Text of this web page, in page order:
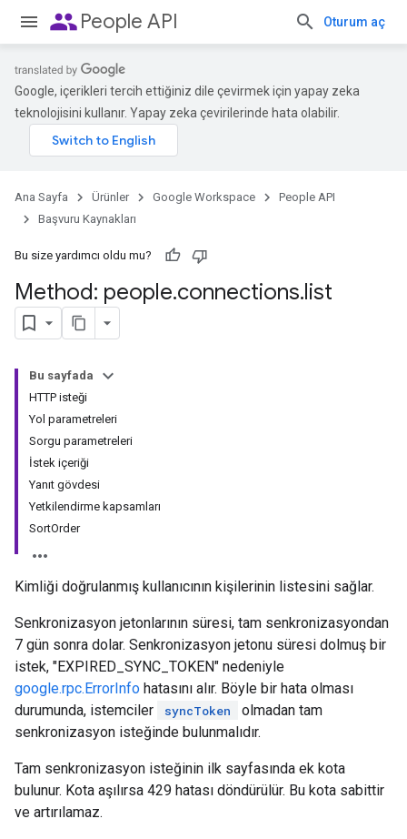
peoplePeople API Oturum aç
Google, içerikleri tercih ettiğiniz dile çevirmek için yapay zeka
teknolojisini kullanır. Yapay zeka çevirilerinde hata olabilir.
Ana Sayfa Ürünler Google Workspace
People API
Başvuru Kaynakları
Bu size yardımcı oldu mu?
Method: people.connections.list
Bu sayfada
HTTP isteği
Yol parametreleri
Sorgu parametreleri
İstek içeriği
Yanıt gövdesi
Yetkilendirme kapsamları
SortOrder
Kimliği doğrulanmış kullanıcının kişilerinin listesini sağlar.
Senkronizasyon jetonlarının süresi, tam senkronizasyondan
7 gün sonra dolar. Senkronizasyon jetonu süresi dolmuş bir
istek, "EXPIRED_SYNC_TOKEN" nedeniyle
google.rpc.ErrorInfo hatasını alır. Böyle bir hata olması
durumunda, istemciler
syncToken
olmadan tam
senkronizasyon isteğinde bulunmalıdır.
Tam senkronizasyon isteğinin ilk sayfasında ek kota
bulunur. Kota aşılırsa 429 hatası döndürülür. Bu kota sabittir
ve artırılamaz.